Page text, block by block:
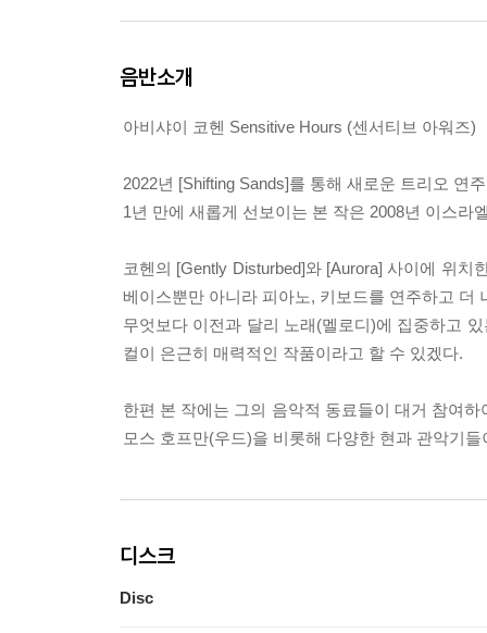
음반소개
아비샤이 코헨 Sensitive Hours (센서티브 아워즈)
2022년 [Shifting Sands]를 통해 새로운 트리오 연
1년 만에 새롭게 선보이는 본 작은 2008년 이스
코헨의 [Gently Disturbed]와 [Aurora] 사이에 위
베이스뿐만 아니라 피아노, 키보드를 연주하고
무엇보다 이전과 달리 노래(멜로디)에 집중하고
컬이 은근히 매력적인 작품이라고 할 수 있겠다.
한편 본 작에는 그의 음악적 동료들이 대거 참여
모스 호프만(우드)을 비롯해 다양한 현과 관악기
디스크
Disc